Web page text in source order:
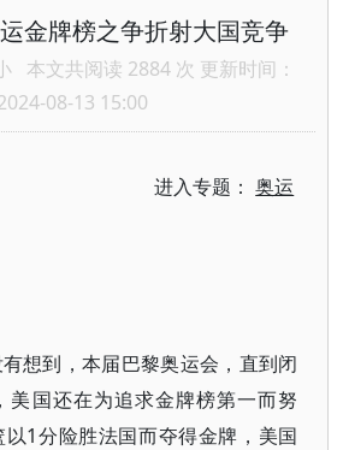
金牌榜之争折射大国竞争
本文共阅读 2884 次 更新时间：
08-13 15:00
进入专题：奥运
想到，本届巴黎奥运会，直到闭
美国还在为追求金牌榜第一而努
1分险胜法国而夺得金牌，美国